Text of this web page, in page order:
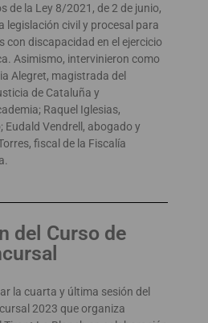
de la Ley 8/2021, de 2 de junio,
legislación civil y procesal para
con discapacidad en el ejercicio
Asimismo, intervinieron como
Alegret, magistrada del
de Cataluña y
Raquel Iglesias,
Eudald Vendrell, abogado y
fiscal de la Fiscalía
del Curso de
la cuarta y última sesión del
2023 que organiza